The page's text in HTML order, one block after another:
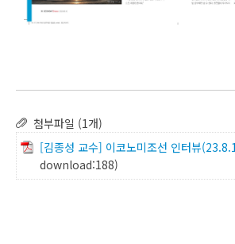
첨부파일 (1개)
[김종성 교수] 이코노미조선 인터뷰
download:188)